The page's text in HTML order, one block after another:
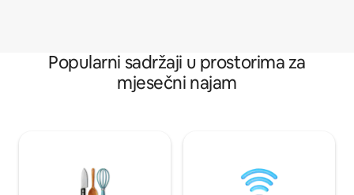
Popularni sadržaji u prostorima za
mjesečni najam